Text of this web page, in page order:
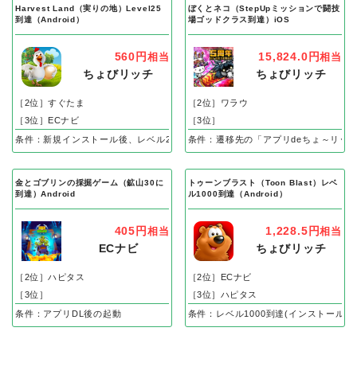
Harvest Land（実りの地）Level25
到達（Android）
560円 相当
ちょびリッチ
［2位］すぐたま
［3位］ECナビ
条件：新規インストール後、レベル25到達で成果
ぼくとネコ（StepUpミッションで闘技
場ゴッドクラス到達）iOS
15,824.0円相当
ちょびリッチ
［2位］ワラウ
［3位］
条件：遷移先の「アプリdeちょ～リッ
金とゴブリンの採掘ゲーム（鉱山30に
到達）Android
405円 相当
ECナビ
［2位］ハピタス
［3位］
条件：アプリDL後の起動
トゥーンブラスト（Toon Blast）レベ
ル1000到達（Android）
1,228.5円相当
ちょびリッチ
［2位］ECナビ
［3位］ハピタス
条件：レベル1000到達(インストール後